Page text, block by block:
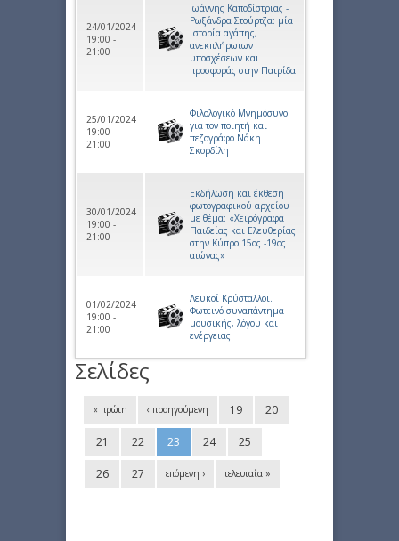
24/01/2024
19:00 -
21:00
Ιωάννης Καποδίστριας -
Ρωξάνδρα Στούρτζα: μία
ιστορία αγάπης,
ανεκπλήρωτων
υποσχέσεων και
προσφοράς στην Πατρίδα!
25/01/2024
19:00 -
21:00
Φιλολογικό Μνημόσυνο
για τον ποιητή και
πεζογράφο Νάκη
Σκορδίλη
30/01/2024
19:00 -
21:00
Εκδήλωση και έκθεση
φωτογραφικού αρχείου
με θέμα: «Χειρόγραφα
Παιδείας και Ελευθερίας
στην Κύπρο 15ος -19ος
αιώνας»
01/02/2024
19:00 -
21:00
Λευκοί Κρύσταλλοι.
Φωτεινό συναπάντημα
μουσικής, λόγου και
ενέργειας
Σελίδες
« πρώτη ‹ προηγούμενη 19 20
21 22 23 24 25
26 27 επόμενη › τελευταία »